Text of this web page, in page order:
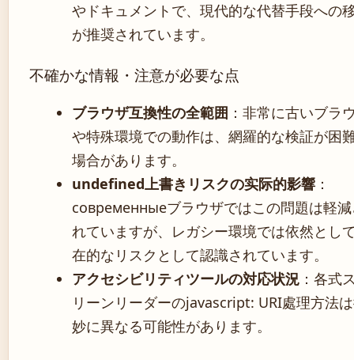
やドキュメントで、現代的な代替手段への
が推奨されています。
不確かな情報・注意が必要な点
ブラウザ互換性の全範囲 ：非常に古いブラ
や特殊環境での動作は、網羅的な検証が困
場合があります。
undefined上書きリスクの实际的影響 ：
современныеブラウザではこの問題は軽
れていますが、レガシー環境では依然とし
在的なリスクとして認識されています。
アクセシビリティツールの対応状況 ：各式
リーンリーダーのjavascript: URI處理方法
妙に異なる可能性があります。